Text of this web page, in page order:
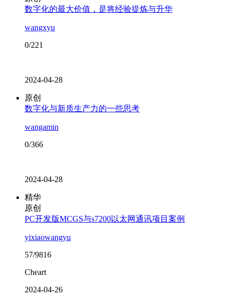
数字化的最大价值，是将经验提炼与升华
wangxyu
0/221
2024-04-28
原创
数字化与新质生产力的一些思考
wangamin
0/366
2024-04-28
精华
原创
PC开发版MCGS与s7200以太网通讯项目案例
yixiaowangyu
57/9816
Cheart
2024-04-26